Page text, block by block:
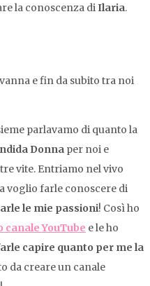
la conoscenza di Ilaria.
e fin da subito tra noi
parlavamo di quanto la
Donna per noi e
vite. Entriamo nel vivo
voglio farle conoscere di
le mie passioni! Così ho
canale YouTube e le ho
capire quanto per me la
da creare un canale